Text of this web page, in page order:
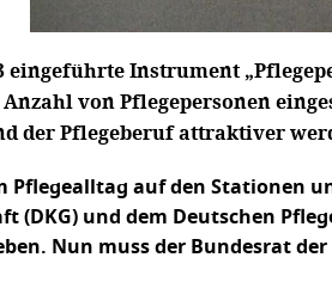
eingeführte Instrument
von Pflegepersonen
der Pflegeberuf attraktiver
Pflegealltag auf den Stationen
(DKG) und dem Deutschen
Nun muss der Bundesrat